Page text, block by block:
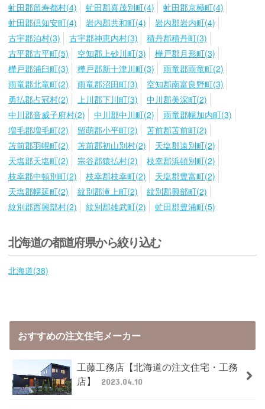
虻田郡留寿都村(4)
虻田郡喜茂別町(4)
虻田郡京極町(4)
虻田郡倶知安町(4)
岩内郡共和町(4)
岩内郡岩内町(4)
古宇郡泊村(3)
古宇郡神恵内村(3)
積丹郡積丹町(3)
古平郡古平町(5)
空知郡上砂川町(3)
樺戸郡月形町(3)
樺戸郡浦臼町(3)
樺戸郡新十津川町(3)
雨竜郡雨竜町(2)
雨竜郡北竜町(2)
雨竜郡沼田町(3)
空知郡南富良野町(3)
勇払郡占冠村(2)
上川郡下川町(3)
中川郡美深町(2)
中川郡音威子府村(2)
中川郡中川町(2)
雨竜郡幌加内町(3)
増毛郡増毛町(2)
留萌郡小平町(2)
苫前郡苫前町(2)
苫前郡羽幌町(2)
苫前郡初山別村(2)
天塩郡遠別町(2)
天塩郡天塩町(2)
宗谷郡猿払村(2)
枝幸郡浜頓別町(2)
枝幸郡中頓別町(2)
枝幸郡枝幸町(2)
天塩郡豊富町(2)
天塩郡幌延町(2)
紋別郡滝上町(2)
紋別郡興部町(2)
紋別郡西興部村(2)
紋別郡雄武町(2) 虻田郡豊浦町(5)
北海道の都道府県から絞り込む
北海道(38)
おすすめの注文住宅メーカー
工藤工務店【北海道の注文住宅・工務
店】
2023.04.10